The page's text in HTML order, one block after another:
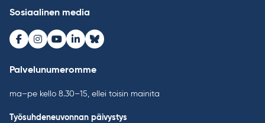
Sosiaalinen media
Facebook
Instagram
Youtube
LinkedInBluesky
Palvelunumeromme
ma–pe kello 8.30–15, ellei toisin mainita
Työsuhdeneuvonnan päivystys